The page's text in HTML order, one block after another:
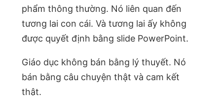
phẩm thông thường. Nó liên quan đến
tương lai con cái. Và tương lai ấy không
được quyết định bằng slide PowerPoint.
Giáo dục không bán bằng lý thuyết. Nó
bán bằng câu chuyện thật và cam kết
thật.